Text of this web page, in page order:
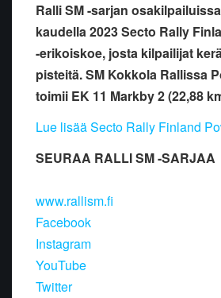
Ralli SM -sarjan
kaudella 2023 Secto Rally
-erikoiskoe, josta kilpailijat
pisteitä. SM Kokkola Rallissa
toimii EK 11 Markby 2 (22,88
Lue lisää Secto Rally Finland
SEURAA RALLI SM -SARJAA
www.rallism.fi
Facebook
Instagram
YouTube
Twitter